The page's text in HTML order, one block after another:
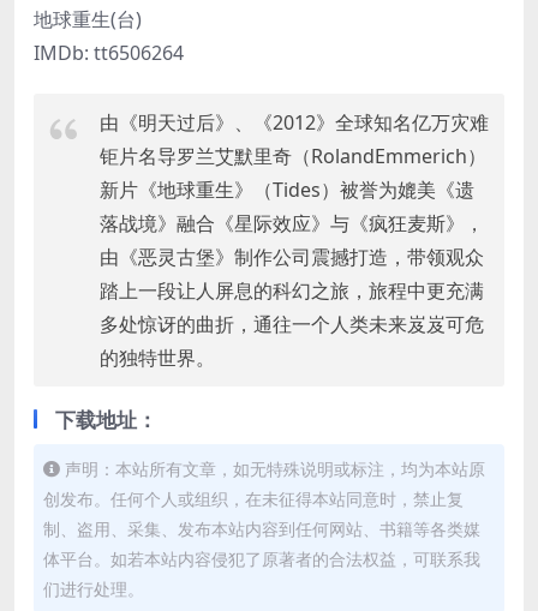
地球重生(台)
IMDb: tt6506264
由《明天过后》、《2012》全球知名亿万灾难
钜片名导罗兰艾默里奇（RolandEmmerich）
新片《地球重生》（Tides）被誉为媲美《遗
落战境》融合《星际效应》与《疯狂麦斯》，
由《恶灵古堡》制作公司震撼打造，带领观众
踏上一段让人屏息的科幻之旅，旅程中更充满
多处惊讶的曲折，通往一个人类未来岌岌可危
的独特世界。
下载地址：
声明：本站所有文章，如无特殊说明或标注，均为本站原
创发布。任何个人或组织，在未征得本站同意时，禁止复
制、盗用、采集、发布本站内容到任何网站、书籍等各类媒
体平台。如若本站内容侵犯了原著者的合法权益，可联系我
们进行处理。